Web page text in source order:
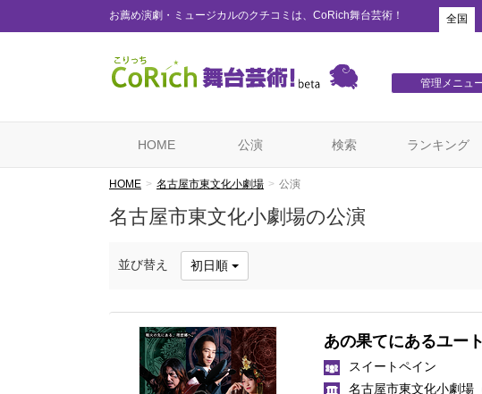
お薦め演劇・ミュージカルのクチコミは、CoRich舞台芸術！ 全国
管理メニュ
HOME 公演 検索 ランキング
HOME 名古屋市東文化小劇場 公演
名古屋市東文化小劇場の公演
並び替え 初日順
あの果てにあるユー
スイートペイン
名古屋市東文化小劇場